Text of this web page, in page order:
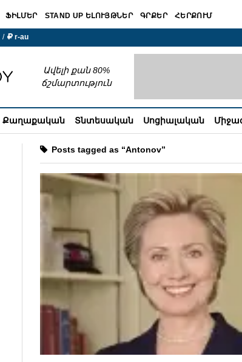
ՖԻԼՄԵՐ STAND UP ԵԼՈՒՅԹՆԵՐ ԳՐՔԵՐ ՀԵՐՔՈՒՄ
/  r-au
Ավելի քան 80%
ճշմարտություն
Քաղաքական Տնտեսական Սոցիալական
Posts tagged as “Antonov”